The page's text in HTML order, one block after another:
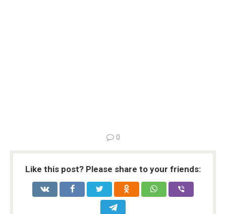
0
Like this post? Please share to your friends: